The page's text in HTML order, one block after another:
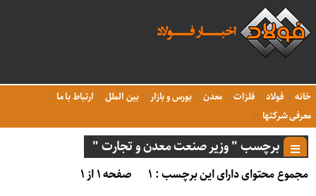
خانه فولاد فلزات معدن بورس و بازار بین الملل
ارتباط با ما
معرفی شرکتها
برچسب " وزیر صنعت معدن و تجارت "
مجموع محتوای دارای این برچسب : ۱ صفحه ۱ از ۱